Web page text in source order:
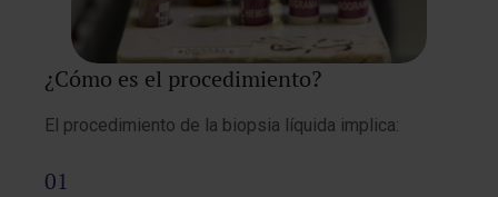
¿Cómo es el procedimiento?
El procedimiento de la biopsia líquida implica: